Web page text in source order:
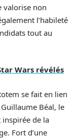
valorise non
l’habileté
tout au
Wars révélés
se fait en lien
Béal, le
de la
Fort d’une